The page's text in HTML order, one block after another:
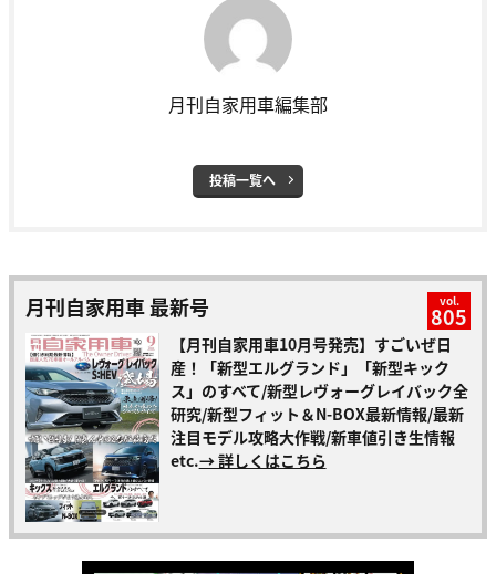
月刊自家用車編集部
投稿一覧へ
月刊自家用車 最新号 vol.
805
【月刊自家用車10月号発売】すごいぜ日
産！「新型エルグランド」「新型キック
ス」のすべて/新型レヴォーグレイバック全
研究/新型フィット＆N-BOX最新情報/最新
注目モデル攻略大作戦/新車値引き生情報
etc.→ 詳しくはこちら